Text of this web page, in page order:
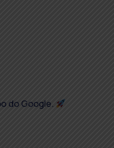
do Google.